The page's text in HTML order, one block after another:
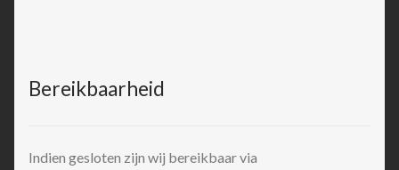
Bereikbaarheid
Indien gesloten zijn wij bereikbaar via